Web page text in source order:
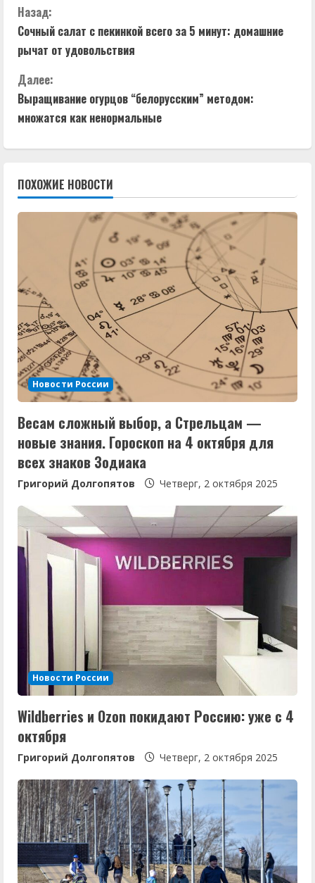
П
р
о
д
ж
и
ь
ч
т
е
н
и
е
Назад:
Сочный салат с пекинкой всего за 5 минут: домашние
рычат от удовольствия
Далее:
Выращивание огурцов “белорусским” методом:
множатся как ненормальные
ПОХОЖИЕ НОВОСТИ
Новости России
Весам сложный выбор, а Стрельцам —
новые знания. Гороскоп на 4 октября для
всех знаков Зодиака
Григорий Долгопятов Четверг, 2 октября 2025
Новости России
Wildberries и Ozon покидают Россию: уже с 4
октября
Григорий Долгопятов Четверг, 2 октября 2025